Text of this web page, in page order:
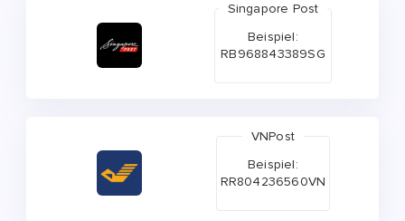
Singapore Post
Beispiel:
RB968843389SG
VNPost
Beispiel:
RR804236560VN